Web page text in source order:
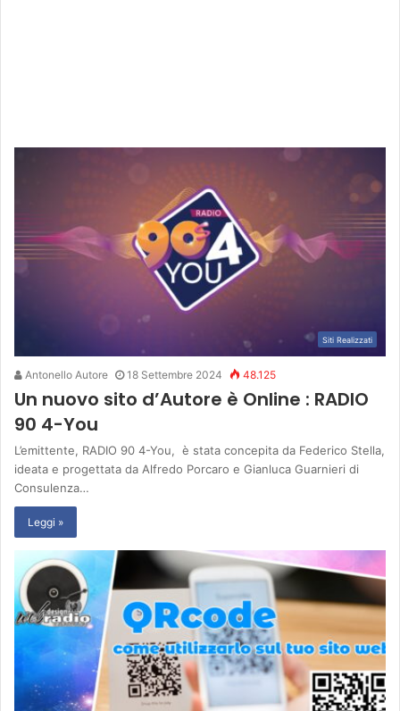
Siti Realizzati
Antonello Autore 18 Settembre 2024 48.125
Un nuovo sito d’Autore è Online : RADIO
90 4-You
L’emittente, RADIO 90 4-You, è stata concepita da Federico Stella,
ideata e progettata da Alfredo Porcaro e Gianluca Guarnieri di
Consulenza…
Leggi »